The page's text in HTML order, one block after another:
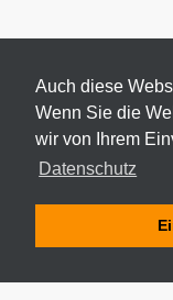
Auch diese
Wenn Sie die
wir von Ihrem
Datenschutz
© 2026